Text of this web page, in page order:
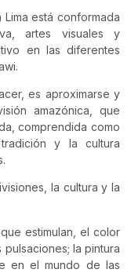
está conformada
artes visuales y
en las diferentes
es aproximarse y
amazónica, que
comprendida como
y la cultura
la cultura y la
estimulan, el color
la pintura
en el mundo de las